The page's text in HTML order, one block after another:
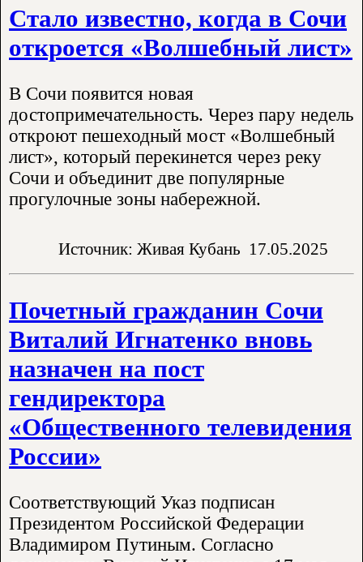
Стало известно, когда в Сочи
откроется «Волшебный лист»
В Сочи появится новая
достопримечательность. Через пару недель
откроют пешеходный мост «Волшебный
лист», который перекинется через реку
Сочи и объединит две популярные
прогулочные зоны набережной.
Источник: Живая Кубань 17.05.2025
Почетный гражданин Сочи
Виталий Игнатенко вновь
назначен на пост
гендиректора
«Общественного телевидения
России»
Соответствующий Указ подписан
Президентом Российской Федерации
Владимиром Путиным. Согласно